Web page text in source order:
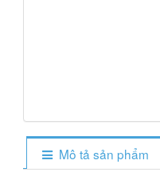
Mô tả sản phẩm